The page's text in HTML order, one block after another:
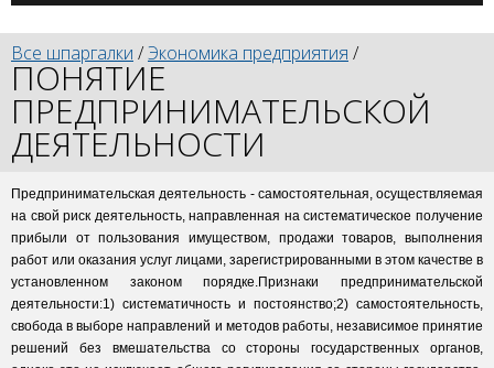
Все шпаргалки /Экономика предприятия /
ПОНЯТИЕ
ПРЕДПРИНИМАТЕЛЬСКОЙ
ДЕЯТЕЛЬНОСТИ
Предпринимательская деятельность - самостоятельная, осуществляемая
на свой риск деятельность, направленная на систематическое получение
прибыли от пользования имуществом, продажи товаров, выполнения
работ или оказания услуг лицами, зарегистрированными в этом качестве в
установленном законом порядке.Признаки предпринимательской
деятельности:1) систематичность и постоянство;2) самостоятельность,
свобода в выборе направлений и методов работы, независимое принятие
решений без вмешательства со стороны государственных органов,